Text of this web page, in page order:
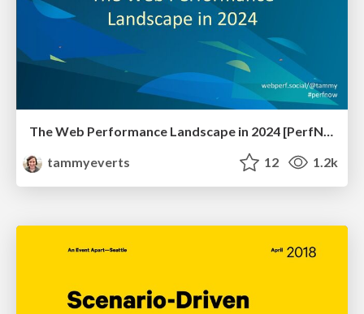
The Web Performance Landscape in 2024 [PerfNow 2024]
tammyeverts
12 1.2k